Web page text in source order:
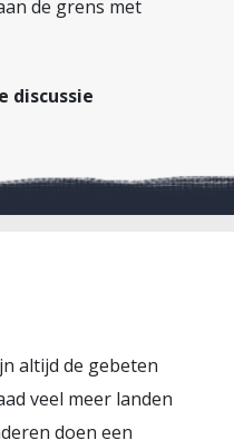
de grens met
discussie
altijd de gebeten
veel meer landen
doen een